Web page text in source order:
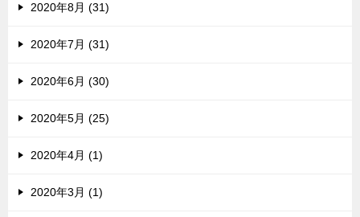
2020年8月 (31)
2020年7月 (31)
2020年6月 (30)
2020年5月 (25)
2020年4月 (1)
2020年3月 (1)